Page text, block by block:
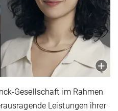
Gesellschaft im Rahmen
Leistungen ihrer